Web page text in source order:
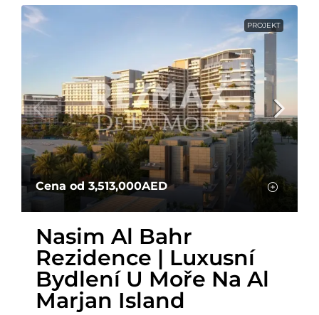
PROJEKT
Cena od 3,513,000AED
Nasim Al Bahr
Rezidence | Luxusní
Bydlení U Moře Na Al
Marjan Island